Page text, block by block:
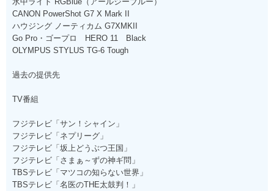
CANON PowerShot G7 X Mark II
ハウジング ノーティカム G7XMKII
Go Pro・ゴープロ HERO 11 Black
OLYMPUS STYLUS TG-6 Tough
過去の提供先
TV番組
フジテレビ「サン！シャイン」
フジテレビ「ネプリーグ」
フジテレビ「坂上どうぶつ王国」
フジテレビ「さまぁ～ずの神ギ問」
TBSテレビ「マツコの知らない世界」
TBSテレビ「名医のTHE太鼓判！」